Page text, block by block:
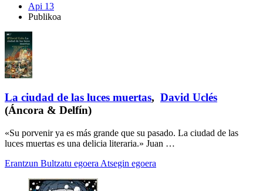
Api 13
Publikoa
La ciudad de las luces muertas, David Uclés
(Áncora & Delfín)
«Su porvenir ya es más grande que su pasado. La ciudad de las
luces muertas es una delicia literaria.» Juan …
Erantzun Bultzatu egoera Atsegin egoera